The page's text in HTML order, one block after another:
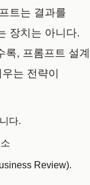
트는 결과를
장치는 아니다.
, 프롬프트 설계
는 전략이
다.
Review).